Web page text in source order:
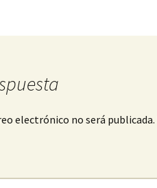
electrónico no será publicada.